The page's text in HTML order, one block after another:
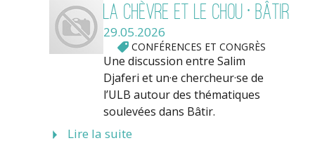
La Chèvre et le chou • Bâtir
29.05.2026
CONFÉRENCES ET CONGRÈS
Une discussion entre Salim
Djaferi et un·e chercheur·se de
l’ULB autour des thématiques
soulevées dans Bâtir.
Lire la suite